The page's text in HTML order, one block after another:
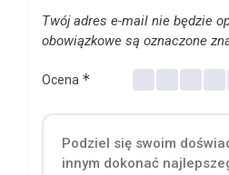
Twój adres e-mail nie będzie
obowiązkowe są oznaczone
Ocena *